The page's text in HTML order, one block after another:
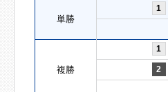
単勝
1
複勝
1
2